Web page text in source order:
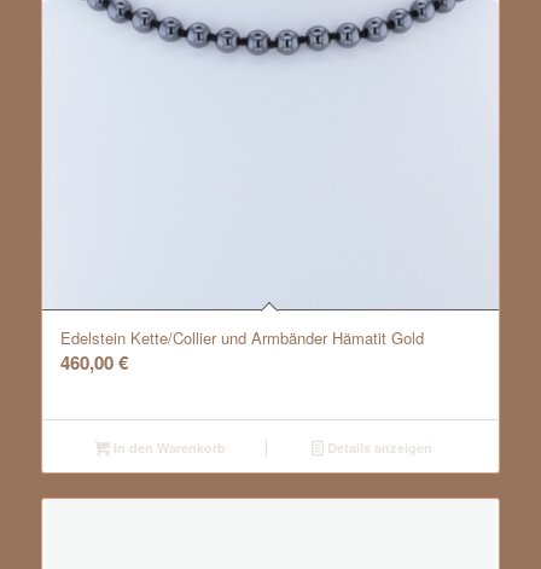
Edelstein Kette/Collier und Armbänder Hämatit Gold
460,00€
In den Warenkorb Details anzeigen